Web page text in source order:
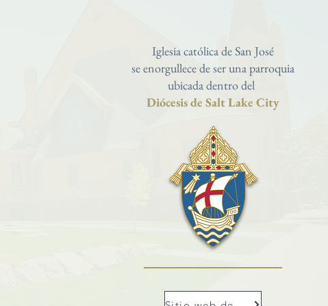
Iglesia católica de San José
se enorgullece de ser una parroquia
ubicada dentro del
Diócesis de Salt Lake City